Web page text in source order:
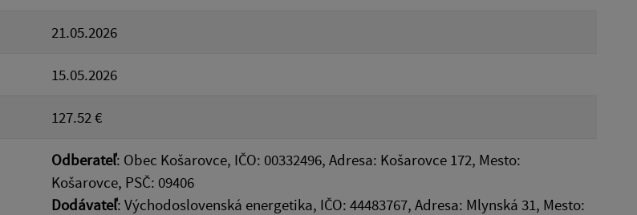
21.05.2026
15.05.2026
127.52 €
Odberateľ: Obec Košarovce, IČO: 00332496, Adresa: Košarovce 172, Mesto:
Košarovce, PSČ: 09406
Dodávateľ: Východoslovenská energetika, IČO: 44483767, Adresa: Mlynská 31, Mesto: